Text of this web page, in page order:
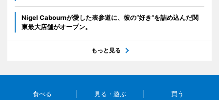
Nigel Cabournが愛した表参道に、彼の“好き”を詰め込んだ関
東最大店舗がオープン。
もっと見る
食べる 見る・遊ぶ 買う